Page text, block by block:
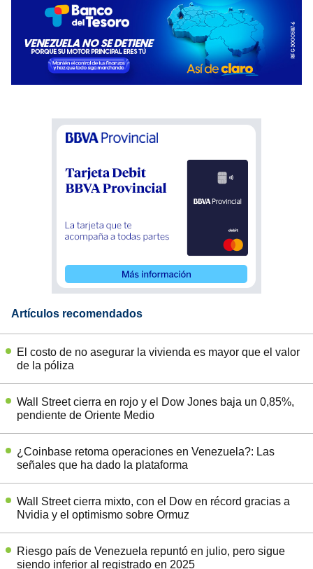
Artículos recomendados
El costo de no asegurar la vivienda es mayor que el valor
de la póliza
Wall Street cierra en rojo y el Dow Jones baja un 0,85%,
pendiente de Oriente Medio
¿Coinbase retoma operaciones en Venezuela?: Las
señales que ha dado la plataforma
Wall Street cierra mixto, con el Dow en récord gracias a
Nvidia y el optimismo sobre Ormuz
Riesgo país de Venezuela repuntó en julio, pero sigue
siendo inferior al registrado en 2025